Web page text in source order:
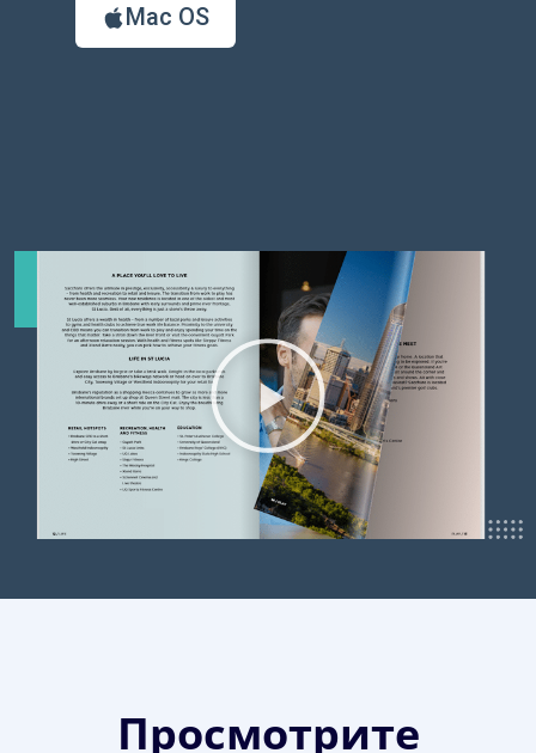
Mac OS
Просмотрите